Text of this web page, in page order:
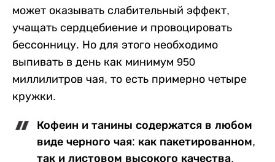
может оказывать слабительный эффект,
учащать сердцебиение и провоцировать
бессонницу. Но для этого необходимо
выпивать в день как минимум 950
миллилитров чая, то есть примерно четыре
кружки.
Кофеин и танины содержатся в любом
виде черного чая: как пакетированном,
так и листовом высокого качества.